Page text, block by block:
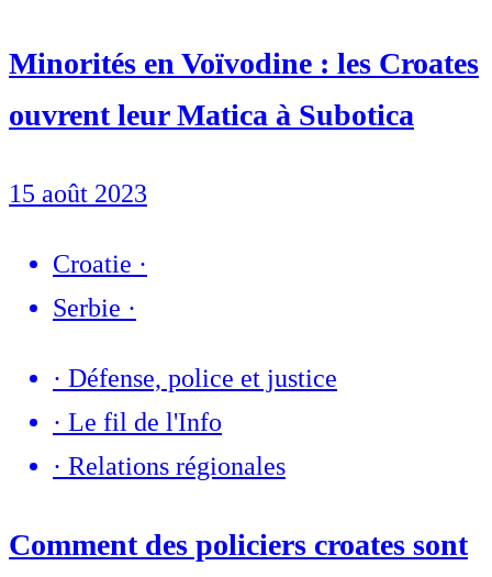
Minorités en Voïvodine : les Croates
ouvrent leur Matica à Subotica
15 août 2023
Croatie ·
Serbie ·
· Défense, police et justice
· Le fil de l'Info
· Relations régionales
Comment des policiers croates sont